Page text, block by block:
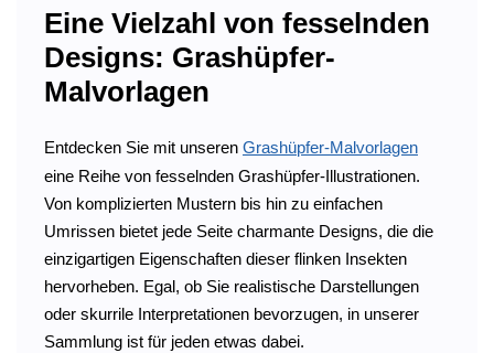
Eine Vielzahl von fesselnden
Designs: Grashüpfer-
Malvorlagen
Entdecken Sie mit unseren Grashüpfer-Malvorlagen
eine Reihe von fesselnden Grashüpfer-Illustrationen.
Von komplizierten Mustern bis hin zu einfachen
Umrissen bietet jede Seite charmante Designs, die die
einzigartigen Eigenschaften dieser flinken Insekten
hervorheben. Egal, ob Sie realistische Darstellungen
oder skurrile Interpretationen bevorzugen, in unserer
Sammlung ist für jeden etwas dabei.